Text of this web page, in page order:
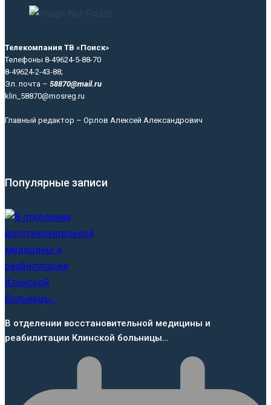
Телекомпания ТВ «Поиск»
Телефоны 8-49624-5-88-70
8-49624-2-43-88;
Эл. почта – 58870@mail.ru
klin_58870@mosreg.ru
Главный редактор – Орлов Алексей Александрович
Популярные записи
В отделении восстановительной медицины и
реабилитации Клинской больницы…